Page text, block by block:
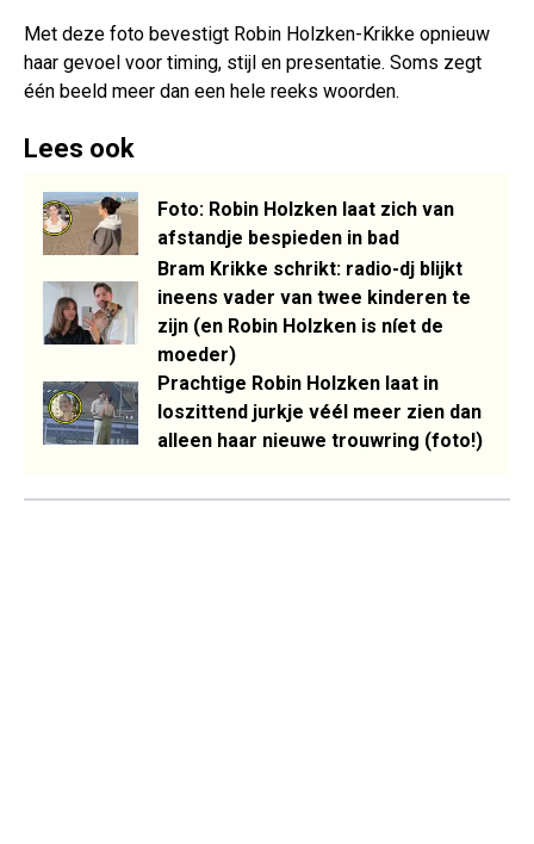
Met deze foto bevestigt Robin Holzken-Krikke opnieuw
haar gevoel voor timing, stijl en presentatie. Soms zegt
één beeld meer dan een hele reeks woorden.
Lees ook
Foto: Robin Holzken laat zich van
afstandje bespieden in bad
Bram Krikke schrikt: radio-dj blijkt
ineens vader van twee kinderen te
zijn (en Robin Holzken is níet de
moeder)
Prachtige Robin Holzken laat in
loszittend jurkje véél meer zien dan
alleen haar nieuwe trouwring (foto!)